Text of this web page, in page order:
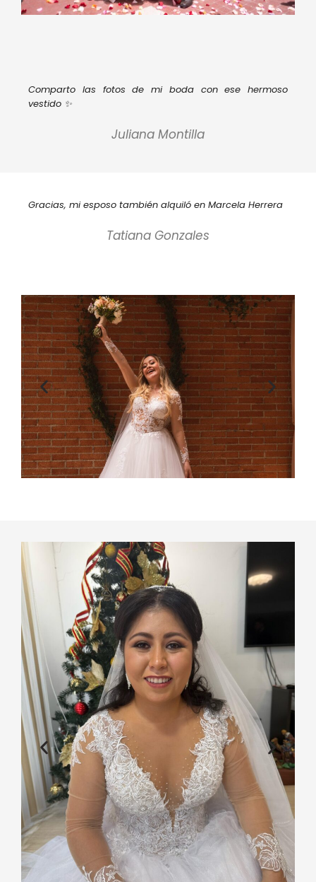
Comparto las fotos de mi boda con ese hermoso
vestido ✨
Juliana Montilla
Gracias, mi esposo también alquiló en Marcela Herrera
Tatiana Gonzales